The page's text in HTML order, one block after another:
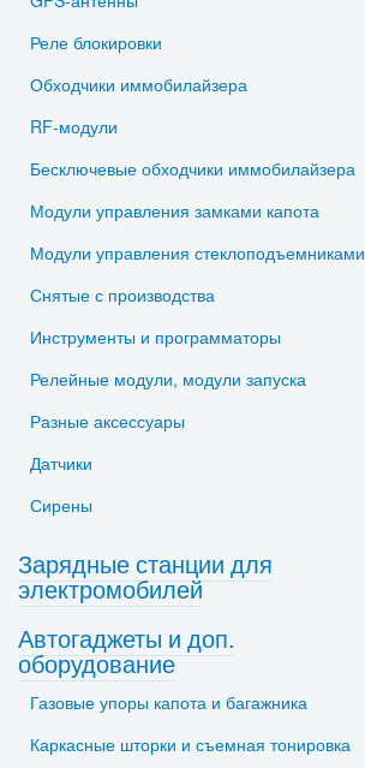
Реле блокировки
Обходчики иммобилайзера
RF-модули
Бесключевые обходчики иммобилайзера
Модули управления замками капота
Модули управления стеклоподъемниками
Снятые с производства
Инструменты и программаторы
Релейные модули, модули запуска
Разные аксессуары
Датчики
Сирены
Зарядные станции для
электромобилей
Автогаджеты и доп.
оборудование
Газовые упоры капота и багажника
Каркасные шторки и съемная тонировка